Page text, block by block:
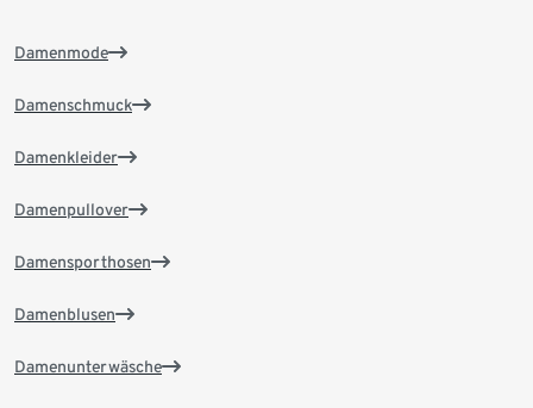
Damenmode
Damenschmuck
Damenkleider
Damenpullover
Damensporthosen
Damenblusen
Damenunterwäsche